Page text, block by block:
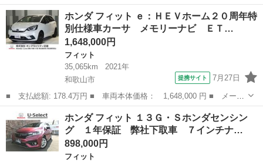
ー名： ホンダ ■ 車種名： フィット ■ グレード名： ｅ：ＨＥ
ＶＲＳ 当社デモカー ２年保証 ９インチコネクトナビ ＥＴＣ
サイドエ...
和歌山 岩出市 フィット
ホンダ フィット ｅ：ＨＥＶホーム２０周年特
別仕様車カーサ メモリーナビ ＥＴ…
1,648,000円
フィット
35,065km
2021年
和歌山市
提携サイト 7月27日
■ 支払総額: 178.4万円 ■ 車両本体価格： 1,648,000 円 ■ メーカ
ー名： ホンダ ■ 車種名： フィット ■ グレード名： ｅ：ＨＥ
Ｖホーム２０周年特別仕様車カーサ メモリーナビ ＥＴＣ リアカ
メラ ド...
和歌山 和歌山市 フィット
ホンダ フィット １３Ｇ・Ｓホンダセンシン
グ １年保証 弊社下取車 ７インチナ…
898,000円
フィット